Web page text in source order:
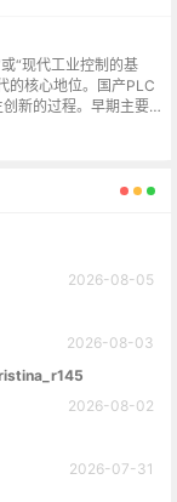
“现代工业控制的基
的核心地位。国产PLC
新的过程。早期主要仿
性价比打开市场。201
2026-08-05
2026-08-03
2026-08-02
2026-07-31